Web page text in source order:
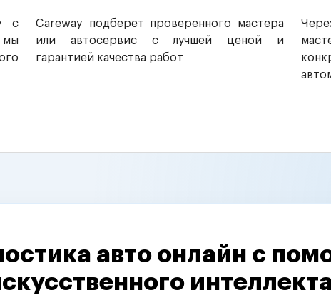
с
мы
Careway подберет проверенного мастера
или автосервис с лучшей ценой и
гарантией качества работ
авто онлайн с